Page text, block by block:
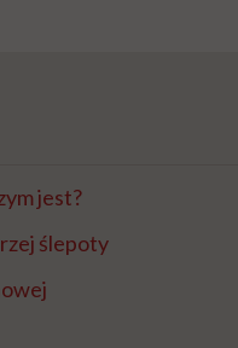
jest?
ślepoty